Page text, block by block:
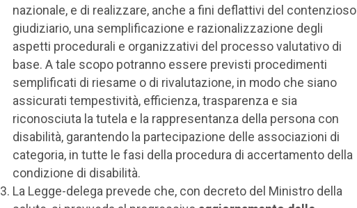
nazionale, e di realizzare, anche a fini deflattivi del contenzioso
giudiziario, una semplificazione e razionalizzazione degli
aspetti procedurali e organizzativi del processo valutativo di
base. A tale scopo potranno essere previsti procedimenti
semplificati di riesame o di rivalutazione, in modo che siano
assicurati tempestività, efficienza, trasparenza e sia
riconosciuta la tutela e la rappresentanza della persona con
disabilità, garantendo la partecipazione delle associazioni di
categoria, in tutte le fasi della procedura di accertamento della
condizione di disabilità.
La Legge-delega prevede che, con decreto del Ministro della